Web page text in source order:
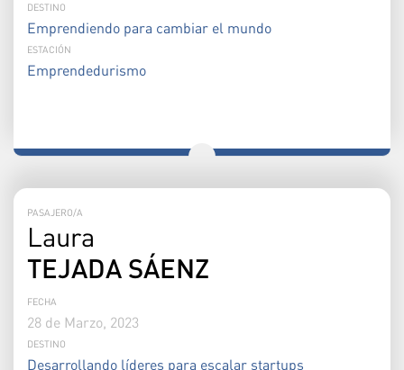
DESTINO
Emprendiendo para cambiar el mundo
ESTACIÓN
Emprendedurismo
PASAJERO/A
Laura
TEJADA SÁENZ
FECHA
28 de Marzo, 2023
DESTINO
Desarrollando líderes para escalar startups